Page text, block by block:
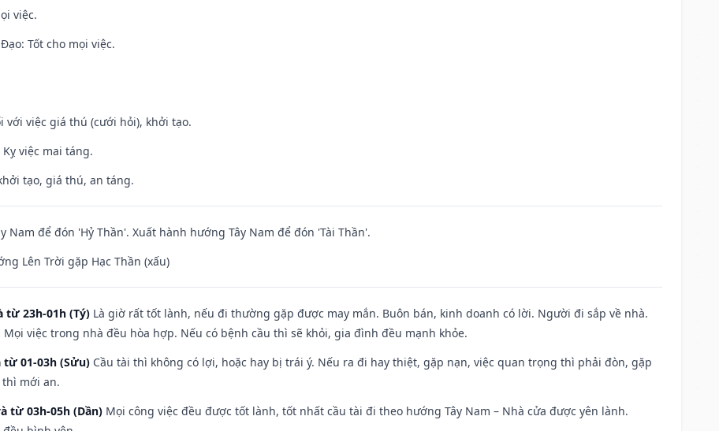
việc.
Tốt cho mọi việc.
với việc giá thú (cưới hỏi), khởi tạo.
việc mai táng.
tạo, giá thú, an táng.
Nam để đón 'Hỷ Thần'. Xuất hành hướng Tây Nam để đón 'Tài Thần'.
Lên Trời gặp Hạc Thần (xấu)
từ 23h-01h (Tý) Là giờ rất tốt lành, nếu đi thường gặp được may mắn. Buôn bán, kinh doanh có lời. Người đi sắp về nhà.
việc trong nhà đều hòa hợp. Nếu có bệnh cầu thì sẽ khỏi, gia đình đều mạnh khỏe.
từ 01-03h (Sửu) Cầu tài thì không có lợi, hoặc hay bị trái ý. Nếu ra đi hay thiệt, gặp nạn, việc quan trọng thì phải đòn, gặp
mới an.
từ 03h-05h (Dần) Mọi công việc đều được tốt lành, tốt nhất cầu tài đi theo hướng Tây Nam – Nhà cửa được yên lành.